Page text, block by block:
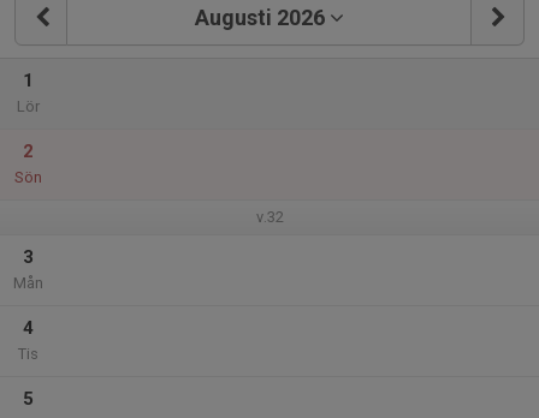
Augusti 2026
1
Lör
2
Sön
v.32
3
Mån
4
Tis
5